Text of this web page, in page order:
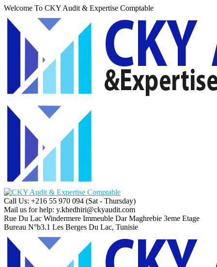
Welcome To CKY Audit & Expertise Comptable
Call Us: +216 55 970 094 (Sat - Thursday)
Mail us for help: y.khedhiri@ckyaudit.com
Rue Du Lac Windermere Immeuble Dar Maghrebie 3eme Etage
Bureau N°b3.1 Les Berges Du Lac, Tunisie